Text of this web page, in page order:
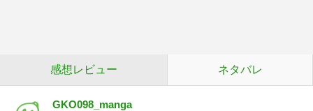
感想レビュー ネタバレ
GKO098_manga